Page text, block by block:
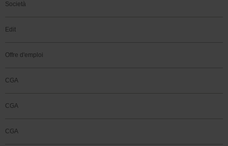
Società
Edit
Offre d'emploi
CGA
CGA
CGA